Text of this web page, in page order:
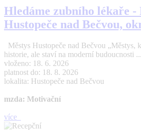
Hledáme zubního lékaře -
Hustopeče nad Bečvou,
Městys Hustopeče nad Bečvou „Městys,
historie, ale staví na moderní budoucnosti ...
vloženo: 18. 6. 2026
platnost do: 18. 8. 2026
lokalita: Hustopeče nad Bečvou
mzda: Motivační
více